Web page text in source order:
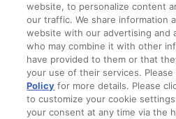
website, to personalize content
our traffic. We share information
website with our advertising and
who may combine it with other
have provided to them or that
your use of their services.
Policy for more details. Please
to customize your cookie
your consent at any time via the